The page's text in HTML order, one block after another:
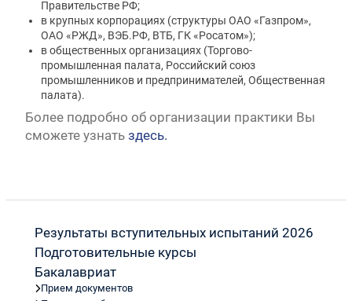
Правительстве РФ;
в крупных корпорациях (структуры ОАО «Газпром»,
ОАО «РЖД», ВЭБ.РФ, ВТБ, ГК «Росатом»);
в общественных организациях (Торгово-
промышленная палата, Российский союз
промышленников и предпринимателей, Общественная
палата).
Более подробно об организации практики Вы
сможете узнать здесь.
Результаты вступительных испытаний 2026
Подготовительные курсы
Бакалавриат
Прием документов